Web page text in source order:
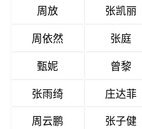
周放
张凯丽
周依然
张庭
甄妮
曾黎
张雨绮
庄达菲
周云鹏
张子健